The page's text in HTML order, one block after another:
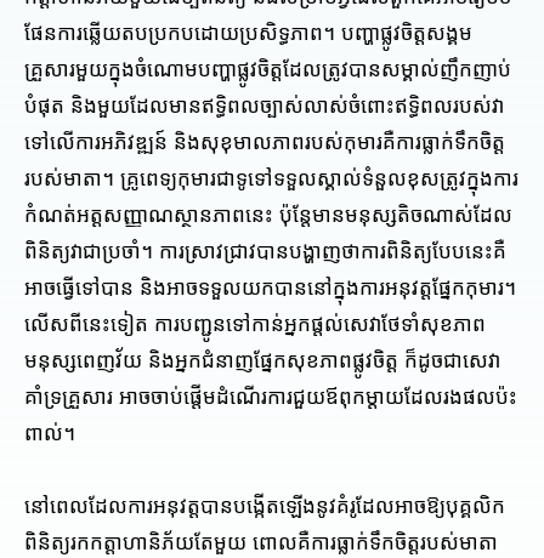
ផែនការឆ្លើយតបប្រកបដោយប្រសិទ្ធភាព។ បញ្ហាផ្លូវចិត្តសង្គម
គ្រួសារមួយក្នុងចំណោមបញ្ហាផ្លូវចិត្តដែលត្រូវបានសម្គាល់ញឹកញាប់
បំផុត និងមួយដែលមានឥទ្ធិពលច្បាស់លាស់ចំពោះឥទ្ធិពលរបស់វា
ទៅលើការអភិវឌ្ឍន៍ និងសុខុមាលភាពរបស់កុមារគឺការធ្លាក់ទឹកចិត្ត
របស់មាតា។ គ្រូពេទ្យកុមារជាទូទៅទទួលស្គាល់ទំនួលខុសត្រូវក្នុងការ
កំណត់អត្តសញ្ញាណស្ថានភាពនេះ ប៉ុន្តែមានមនុស្សតិចណាស់ដែល
ពិនិត្យវាជាប្រចាំ។ ការស្រាវជ្រាវបានបង្ហាញថាការពិនិត្យបែបនេះគឺ
អាចធ្វើទៅបាន និងអាចទទួលយកបាននៅក្នុងការអនុវត្តផ្នែកកុមារ។
លើសពីនេះទៀត ការបញ្ជូនទៅកាន់អ្នកផ្តល់សេវាថែទាំសុខភាព
មនុស្សពេញវ័យ និងអ្នកជំនាញផ្នែកសុខភាពផ្លូវចិត្ត ក៏ដូចជាសេវា
គាំទ្រគ្រួសារ អាចចាប់ផ្តើមដំណើរការជួយឪពុកម្តាយដែលរងផលប៉ះ
ពាល់។
នៅពេលដែលការអនុវត្តបានបង្កើតឡើងនូវគំរូដែលអាចឱ្យបុគ្គលិក
ពិនិត្យរកកត្តាហានិភ័យតែមួយ ពោលគឺការធ្លាក់ទឹកចិត្តរបស់មាតា